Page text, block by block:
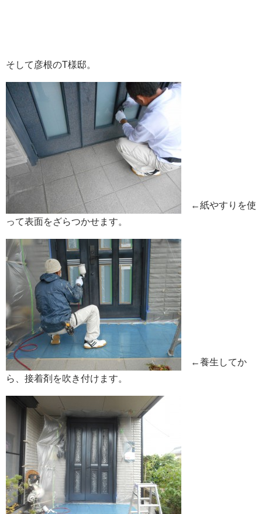
そして彦根のT様邸。
←紙やすりを使
って表面をざらつかせます。
←養生してか
ら、接着剤を吹き付けます。